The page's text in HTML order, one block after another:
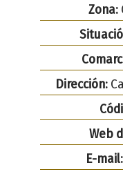
Zona:
Dirección:
Web
E-mail: